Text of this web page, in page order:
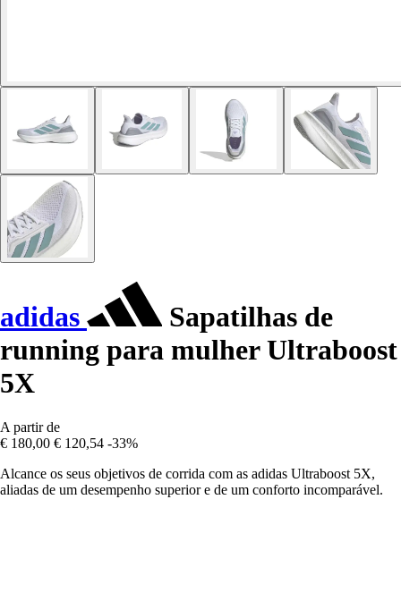
adidas
Sapatilhas de
running para mulher Ultraboost
5X
A partir de
€ 180,00 € 120,54 -33%
Alcance os seus objetivos de corrida com as adidas Ultraboost 5X,
aliadas de um desempenho superior e de um conforto incomparável.